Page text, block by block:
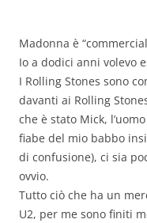
Madonna è
Io a dodici anni volevo
I Rolling Stones sono
davanti ai Rolling
che è stato Mick,
fiabe del mio babbo
di confusione), ci sia
ovvio.
Tutto ciò che ha un
U2, per me sono finiti